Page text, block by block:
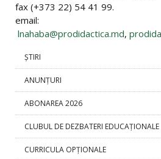
fax (+373 22) 54 41 99.
email:
lnahaba@prodidactica.md,
ȘTIRI
ANUNȚURI
ABONAREA 2026
CLUBUL DE DEZBATERI
CURRICULA OPŢIONALE